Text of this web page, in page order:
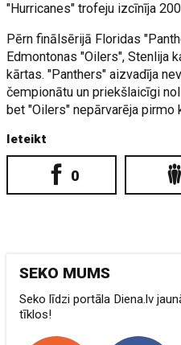
"Hurricanes" trofeju izcīnīja
Pērn finālsērijā Floridas
Edmontonas "Oilers", Stenlija
kārtas. "Panthers" aizvadīja
čempionātu un priekšlaicīgi
bet "Oilers" nepārvarēja pirmo
Ieteikt
0
SEKO MUMS
Seko līdzi portāla Diena.lv
tīklos!